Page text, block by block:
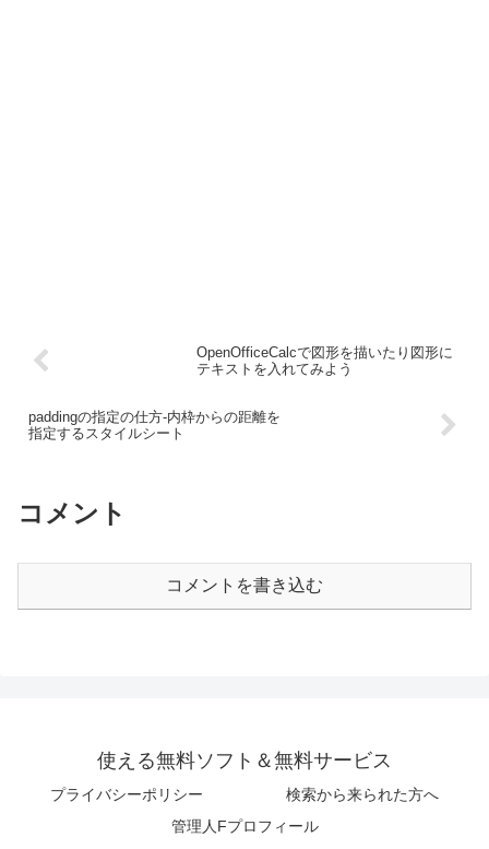
OpenOfficeCalcで図形を描いたり図形に
テキストを入れてみよう
paddingの指定の仕方-内枠からの距離を
指定するスタイルシート
コメント
コメントを書き込む
使える無料ソフト＆無料サービス
プライバシーポリシー
検索から来られた方へ
管理人Fプロフィール